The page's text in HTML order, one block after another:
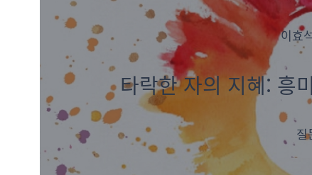
이효
타락한 자의 지혜: 흥
질